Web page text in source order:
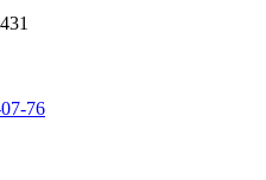
метала и полноценные
моделей (ЛППР-1250/3-А,
1250/5-А), а также
ножи, двухопорные
пленки на штрипсы
76